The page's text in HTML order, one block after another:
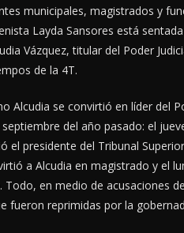
municipales, magistrados y
Layda Sansores está
Vázquez, titular del Poder
de la 4T.
Alcudia se convirtió en líder del
del año pasado: el
el presidente del Tribunal
a Alcudia en magistrado y el
Todo, en medio de acusaciones
fueron reprimidas por la